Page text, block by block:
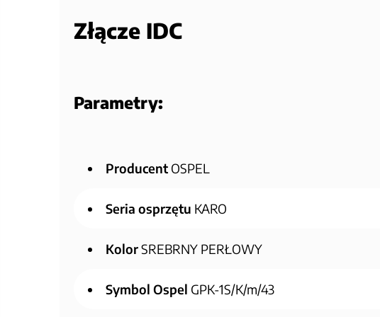
Złącze IDC
Parametry:
Producent OSPEL
Seria osprzętu KARO
KolorSREBRNY PERŁOWY
Symbol Ospel GPK-1S/K/m/43